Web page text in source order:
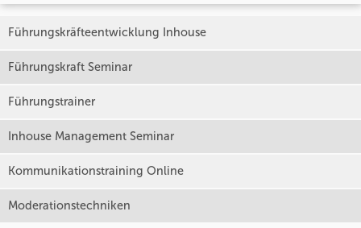
Führungskräfteentwicklung Inhouse
Führungskraft Seminar
Führungstrainer
Inhouse Management Seminar
Kommunikationstraining Online
Moderationstechniken